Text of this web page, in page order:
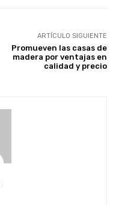
ARTÍCULO SIGUIENTE
Promueven las casas de
madera por ventajas en
calidad y precio